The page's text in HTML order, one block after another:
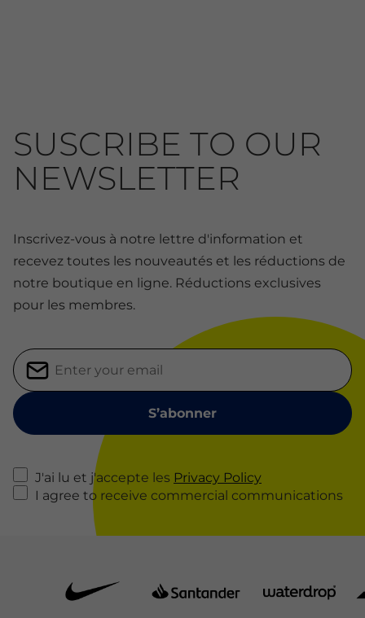
SUSCRIBE TO OUR
NEWSLETTER
Inscrivez-vous à notre lettre d'information et
recevez toutes les nouveautés et les réductions de
notre boutique en ligne. Réductions exclusives
pour les membres.
J'ai lu et j'accepte les Privacy Policy
I agree to receive commercial communications